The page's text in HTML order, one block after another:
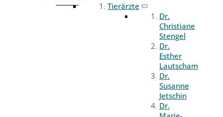
Tierärzte
Dr.
Christiane
Stengel
Dr.
Esther
Lautscham
Dr.
Susanne
Jetschin
Dr.